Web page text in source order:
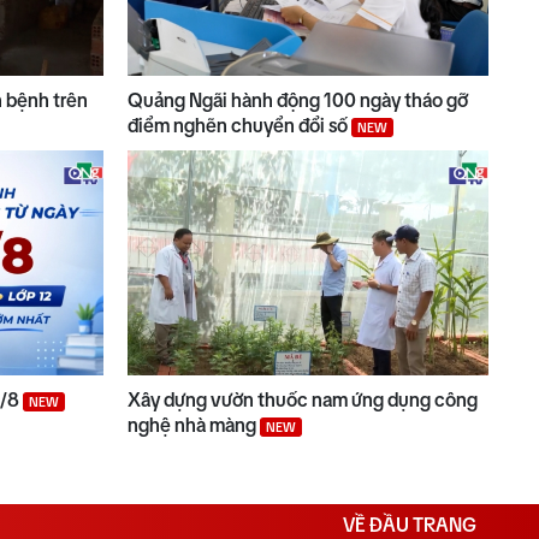
bệnh trên
Quảng Ngãi hành động 100 ngày tháo gỡ
điểm nghẽn chuyển đổi số
NEW
8 NEW
Xây dựng vườn thuốc nam ứng dụng công
nghệ nhà màng
NEW
VỀ ĐẦU TRANG